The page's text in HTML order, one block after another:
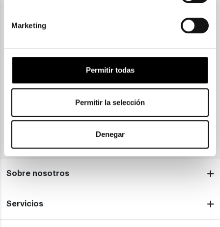
Marketing
Permitir todas
Permitir la selección
Denegar
He leído y acepto la política deprivacidad
INFORMACIÓN BÁSICA EN PROTECCIÓN DE DATOS
Sobre nosotros
Servicios